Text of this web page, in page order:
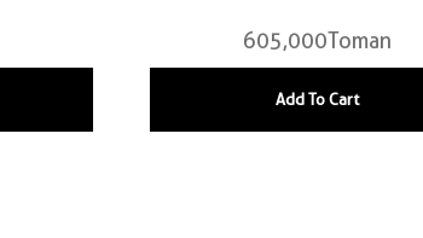
605,000Toman
Add To Cart